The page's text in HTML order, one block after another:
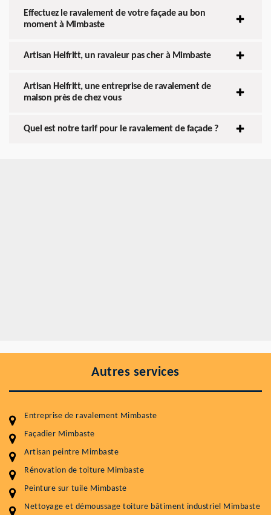
Effectuez le ravalement de votre façade au bon
moment à Mimbaste
Artisan Helfritt, un ravaleur pas cher à Mimbaste
Artisan Helfritt, une entreprise de ravalement de
maison près de chez vous
Quel est notre tarif pour le ravalement de façade ?
Autres services
Entreprise de ravalement Mimbaste
Façadier Mimbaste
Artisan peintre Mimbaste
Rénovation de toiture Mimbaste
Peinture sur tuile Mimbaste
Nettoyage et démoussage toiture bâtiment industriel Mimbaste
Entretenir votre toiture, c'est préserver sa
durabilité
Plus de 15 ans d'expérience en couverture et facade